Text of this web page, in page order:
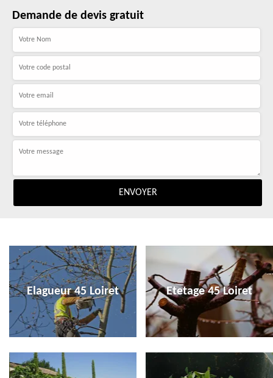
Demande de devis gratuit
Elagueur 45 Loiret Etetage 45 Loiret